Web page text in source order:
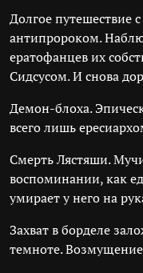
Долгое путешествие
антипророком.
ератофанцев их
Сидсусом. И снова
Демон-блоха.
всего лишь
Смерть Лястяши.
воспоминании, как
умирает у него на
Захват в борделе
темноте.